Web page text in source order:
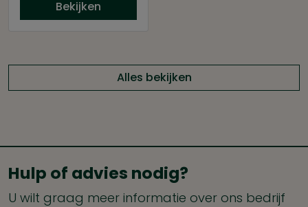
Bekijken
Alles bekijken
Hulp of advies nodig?
U wilt graag meer informatie over ons bedrijf